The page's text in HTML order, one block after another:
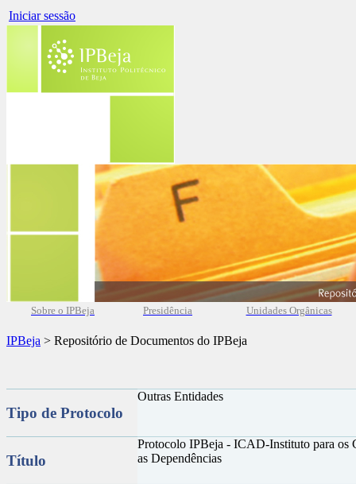
Iniciar sessão
Sobre o IPBeja Presidência Unidades Orgânicas
IPBeja > Repositório de Documentos do IPBeja
Tipo de Protocolo
Outras Entidades
Título
Protocolo IPBeja - ICAD-Instituto para os
as Dependências